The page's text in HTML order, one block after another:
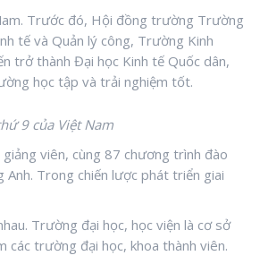
Trước đó, Hội đồng trường Trường
tế và Quản lý công, Trường Kinh
trở thành Đại học Kinh tế Quốc dân,
học tập và trải nghiệm tốt.
9 của Việt Nam
viên, cùng 87 chương trình đào
Trong chiến lược phát triển giai
Trường đại học, học viện là cơ sở
các trường đại học, khoa thành viên.